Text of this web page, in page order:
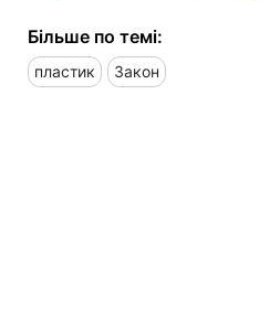
Більше по темі:
пластик Закон